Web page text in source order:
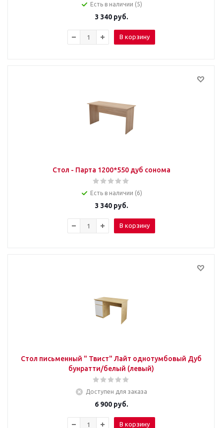
Есть в наличии (5)
3 340руб.
В корзину
Стол - Парта 1200*550 дуб сонома
Есть в наличии (6)
3 340руб.
В корзину
Стол письменный " Твист" Лайт однотумбовый Дуб
бунратти/белый (левый)
Доступен для заказа
6 900руб.
В корзину